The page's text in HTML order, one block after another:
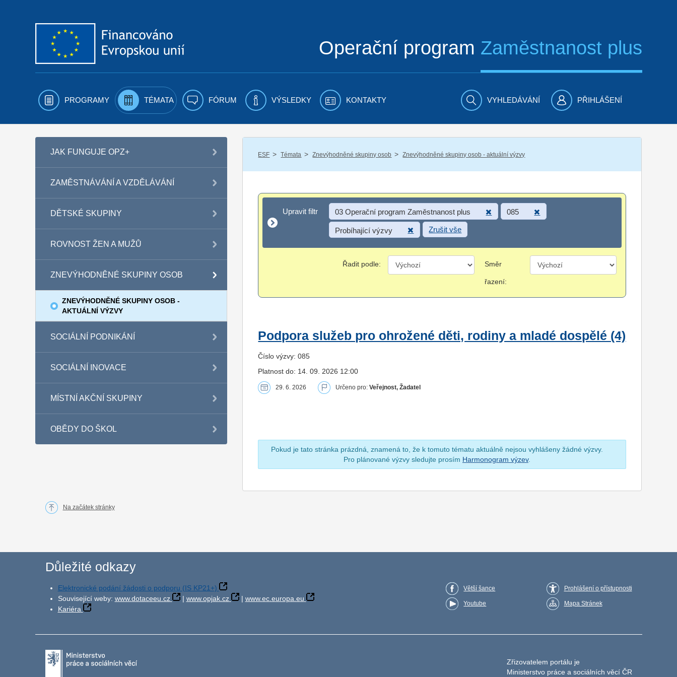
Operační program Zaměstnanost plus
PROGRAMY TÉMATA FÓRUM VÝSLEDKY KONTAKTY VYHLEDÁVÁNÍ PŘIHLÁŠENÍ
JAK FUNGUJE OPZ+
ZAMĚSTNÁVÁNÍ A VZDĚLÁVÁNÍ
DĚTSKÉ SKUPINY
ROVNOST ŽEN A MUŽŮ
ZNEVÝHODNĚNÉ SKUPINY OSOB
ZNEVÝHODNĚNÉ SKUPINY OSOB -
AKTUÁLNÍ VÝZVY
SOCIÁLNÍ PODNIKÁNÍ
SOCIÁLNÍ INOVACE
MÍSTNÍ AKČNÍ SKUPINY
OBĚDY DO ŠKOL
ESF / Témata / Znevýhodněné skupiny osob / Znevýhodněné skupiny osob - aktuální výzvy
Upravit filtr
Upravit filtr 03 Operační program Zaměstnanost plus 085
Probíhající výzvy Zrušit vše
Řadit podle: Směr
řazení:
Podpora služeb pro ohrožené děti, rodiny a mladé dospělé (4)
Číslo výzvy: 085
Platnost do: 14. 09. 2026 12:00
29. 6. 2026 Určeno pro:Veřejnost, Žadatel
Pokud je tato stránka prázdná, znamená to, že k tomuto tématu aktuálně nejsou vyhlášeny žádné výzvy.
Pro plánované výzvy sledujte prosím Harmonogram výzev.
Na začátek stránky
Důležité odkazy
Elektronické podání žádosti o podporu (IS KP21+)
Související weby: www.dotaceeu.cz | www.opjak.cz | www.ec.europa.eu
Kariéra
Větší šance
Youtube
Prohlášení o přístupnosti
Mapa Stránek
Zřizovatelem portálu je
Ministerstvo práce a sociálních věcí ČR